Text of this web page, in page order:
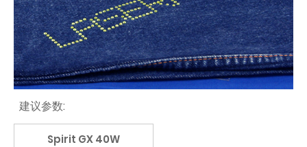
建议参数:
Spirit GX 40W